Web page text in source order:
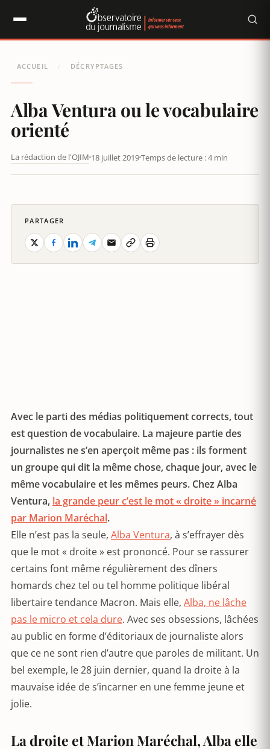
ACCUEIL / DÉCRYPTAGES
Alba Ventura ou le vocabulaire
orienté
La rédaction de l'OJIM 18 juillet 2019Temps de lecture : 4 min
Avec le parti des médias politiquement corrects, tout
est question de vocabulaire. La majeure partie des
journalistes ne s’en aperçoit même pas : ils forment
un groupe qui dit la même chose, chaque jour, avec le
même vocabulaire et les mêmes peurs. Chez Alba
Ventura, la grande peur c’est le mot « droite » incarné
par Marion Maréchal.
Elle n’est pas la seule, Alba Ventura, à s’effrayer dès
que le mot « droite » est prononcé. Pour se rassurer
certains font même régulièrement des dîners
homards chez tel ou tel homme politique libéral
libertaire tendance Macron. Mais elle, Alba, ne lâche
pas le micro et cela dure. Avec ses obsessions, lâchées
au public en forme d’éditoriaux de journaliste alors
que ce ne sont rien d’autre que paroles de militant. Un
bel exemple, le 28 juin dernier, quand la droite à la
mauvaise idée de s’incarner en une femme jeune et
jolie.
La droite et Marion Maréchal, Alba elle
PARTAGER
Panneau de gestion des cookies